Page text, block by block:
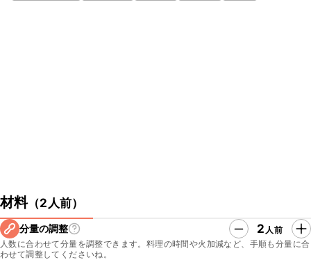
材料（2人前）
分量の調整 2 人前
人数に合わせて分量を調整できます。料理の時間や火加減など、手順も分量に合
わせて調整してくださいね。